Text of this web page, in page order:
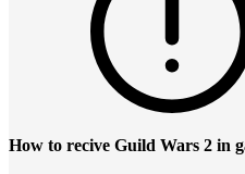
How to recive Guild Wars 2 in